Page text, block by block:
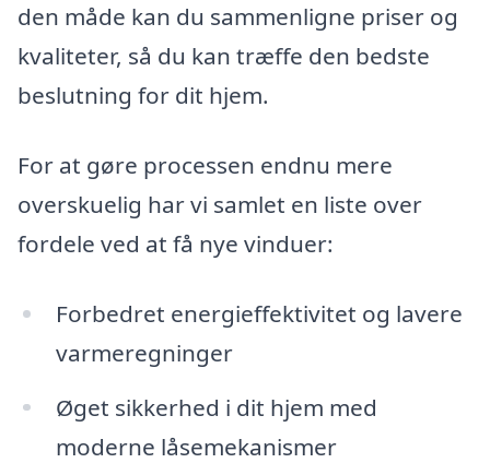
den måde kan du sammenligne priser og
kvaliteter, så du kan træffe den bedste
beslutning for dit hjem.
For at gøre processen endnu mere
overskuelig har vi samlet en liste over
fordele ved at få nye vinduer:
Forbedret energieffektivitet og lavere
varmeregninger
Øget sikkerhed i dit hjem med
moderne låsemekanismer